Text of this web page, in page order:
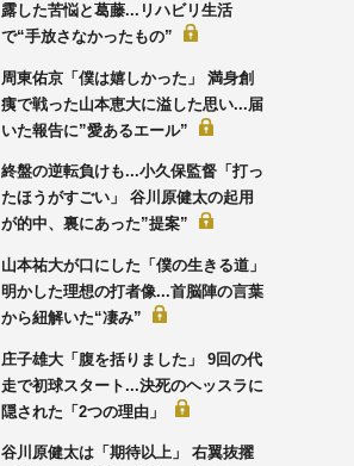
露した苦悩と葛藤...リハビリ生活
で“手放さなかったもの”
周東佑京「僕は嬉しかった」 満身創
痍で戦った山本恵大に溢した思い...届
いた報告に”愛あるエール”
終盤の逆転負けも...小久保監督「打っ
たほうがすごい」 谷川原健太の起用
が的中、裏にあった”提案”
山本祐大が口にした「僕の生きる道」
明かした理想の打者像...首脳陣の言葉
から紐解いた“凄み”
庄子雄大「腹を括りました」 9回の代
走で初球スタート...決死のヘッスラに
隠された「2つの理由」
谷川原健太は「期待以上」 右翼抜擢